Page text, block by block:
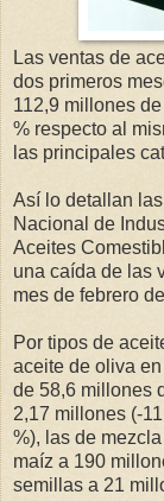
Las ventas de
dos primeros
112,9 millones
% respecto al
las principales
Así lo detallan
Nacional de
Aceites
una caída de las
mes de febrero
Por tipos de
aceite de oliva
de 58,6 millones
2,17 millones (-
%), las de
maíz a 190
semillas a 21